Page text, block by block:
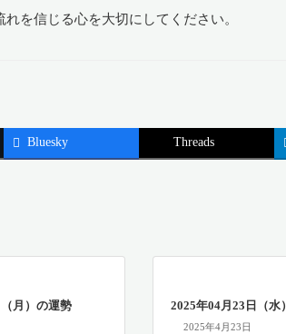
を信じる心を大切にしてください。
Bluesky Threads
月）の運勢
2025年04月23日（水
2025年4月23日